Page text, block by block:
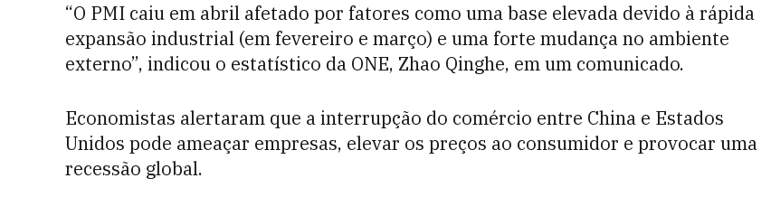
“O PMI caiu em abril afetado por fatores como uma base elevada devido à rápida
expansão industrial (em fevereiro e março) e uma forte mudança no ambiente
externo”, indicou o estatístico da ONE, Zhao Qinghe, em um comunicado.
Economistas alertaram que a interrupção do comércio entre China e Estados
Unidos pode ameaçar empresas, elevar os preços ao consumidor e provocar uma
recessão global.